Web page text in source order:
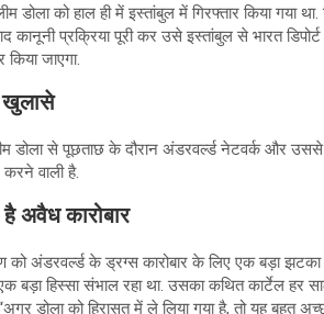
डोला को हाल ही में इस्तांबुल में गिरफ्तार किया गया
कानूनी प्रक्रिया पूरी कर उसे इस्तांबुल से भारत
जाएगा.
खुलासे
डोला से पूछताछ के दौरान अंडरवर्ल्ड नेटवर्क और
वाली है.
अवैध कारोबार
को अंडरवर्ल्ड के ड्रग्स कारोबार के लिए एक बड़ा
एक बड़ा हिस्सा संभाल रहा था. उसका कथित कार्टेल हर
डोला को हिरासत में ले लिया गया है, तो यह बहुत